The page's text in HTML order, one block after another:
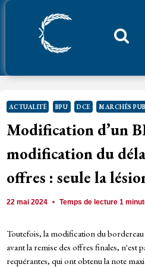
Aller
ACTUALITÉ BPU DCE MARCHÉS
Modification d’un
modification du
offres : seule la
22 mai 2024 Temps de lecture1
Toutefois, la modification du bordereau
avant la remise des offres finales, n'est
requérantes, qui ont obtenu la note